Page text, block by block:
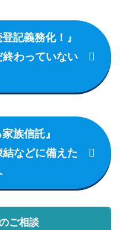
記義務化！』
わっていない
族信託』
などに備えた
ご相談